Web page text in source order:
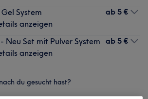
System
anzeigen
ab 5 €
Neu Set mit Pulver System
anzeigen
ab 5 €
du gesucht hast?